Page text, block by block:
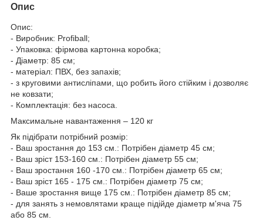
Опис
Опис:
- Виробник: Profiball;
- Упаковка: фірмова картонна коробка;
- Діаметр: 85 см;
- матеріал: ПВХ, без запахів;
- з круговими антисліпами, що робить його стійким і дозволяє
не ковзати;
- Комплектація: без насоса.
Максимальне навантаження – 120 кг
Як підібрати потрібний розмір:
- Ваш зростання до 153 см.: Потрібен діаметр 45 см;
- Ваш зріст 153-160 см.: Потрібен діаметр 55 см;
- Ваш зростання 160 -170 см.: Потрібен діаметр 65 см;
- Ваш зріст 165 - 175 см.: Потрібен діаметр 75 см;
- Ваше зростання вище 175 см.: Потрібен діаметр 85 см;
- для занять з немовлятами краще підійде діаметр м'яча 75
або 85 см.